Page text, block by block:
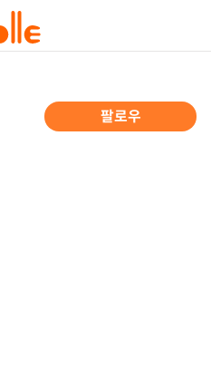
팔로우